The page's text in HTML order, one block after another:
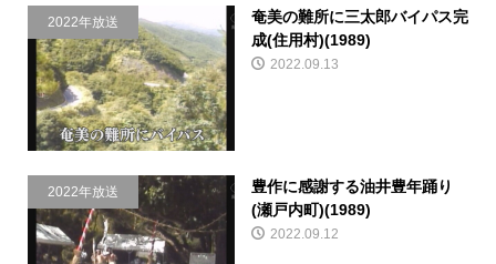
2022年放送
奄美の難所に三太郎バイパス完
成(住用村)(1989)
2022.09.13
2022年放送
豊作に感謝する油井豊年踊り
(瀬戸内町)(1989)
2022.09.12